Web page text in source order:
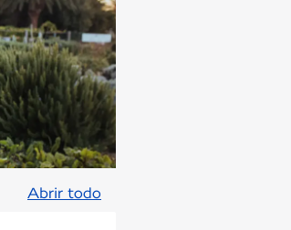
Abrir todo